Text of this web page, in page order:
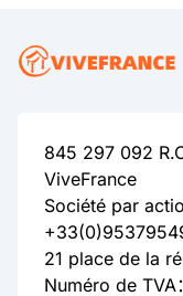
845 297 092
ViveFrance
Société par
21 place de la
Numéro de TVA